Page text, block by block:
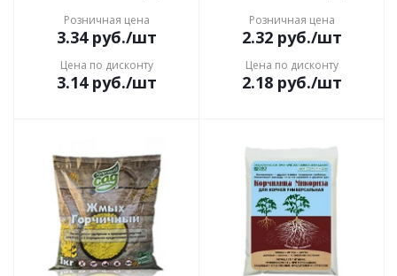
Розничная цена
3.34руб./шт
Цена по дисконту
3.14руб./шт
Розничная цена
2.32руб./шт
Цена по дисконту
2.18руб./шт